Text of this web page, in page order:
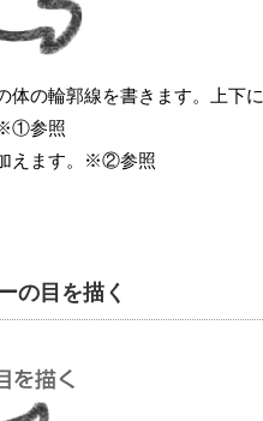
体の輪郭線を書きます。上下に
※①参照
えます。※②参照
の目を描く